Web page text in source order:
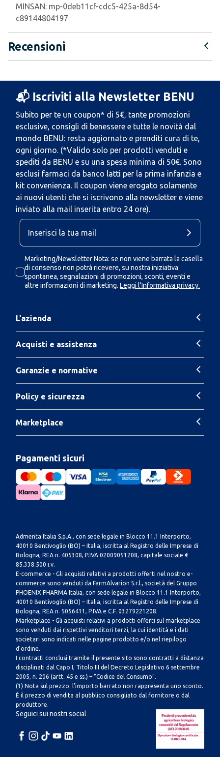
MINSAN: mp-0deb11cf-cdc5-425a-8d54-
c89144804197
Recensioni
📬 Iscriviti alla Newsletter BENU
Subito per te un coupon* di 5€, tante promozioni
esclusive, consigli di benessere e tutte le novità dal
mondo BENU: resta aggiornato e prenditi cura di te,
ogni giorno. (*Valido solo per prodotti venduti e
spediti da BENU e su una spesa minima di 50€. Sono
esclusi farmaci da banco latti per la prima infanzia e
kit convenienza. Il coupon viene erogato solamente
ai nuovi utenti che si iscrivono alla newsletter e viene
inviato alla mail inserita entro 24 ore).
Marketing/Newsletter Nota: se non viene barrata la casella
di consenso non potrà ricevere, su nostra iniziativa
spontanea, segnalazioni di promozioni, sconti, eventi e
altre informazioni di marketing. Leggi l'Informativa privacy.
L'azienda
Acquisti e assistenza
Garanzie e normative
Policy e sicurezza
Marketplace
Pagamenti sicuri
Admenta Italia S.p.A., con sede legale in Blocco 11.1 Interporto,
40010 Bentivoglio (BO) – Italia, iscritta al Registro delle Imprese di
Bologna, REA n. 405308, P.IVA 02009051208, capitale sociale €
85.338.500 i.v.
E-commerce - Gli acquisti relativi a prodotti offerti nel nostro e-
commerce sono venduti da FarmAlvarion S.r.l., società del Gruppo
PHOENIX PHARMA Italia, con sede legale in Blocco 11.1 Interporto,
40010 Bentivoglio (BO) – Italia, iscritta al Registro delle Imprese di
Bologna, REA n. 5056411, P.IVA e C.F. 03279221208.
Marketplace - Gli acquisti relativi a prodotti offerti sul marketplace
sono venduti dai rispettivi venditori terzi, la cui identità e i dati
societari sono indicati nelle pagine prodotto e/o nel riepilogo
d’ordine.
I contratti conclusi tramite il presente sito sono contratti a distanza
disciplinati dal Capo I, Titolo III del Decreto Legislativo 6 settembre
2005, n. 206 (artt. 45 e ss.) – “Codice del Consumo”.
(1) Nota sul prezzo: l’importo barrato non rappresenta uno sconto.
È il prezzo di vendita al pubblico consigliato dal fornitore o dal
produttore.
Seguici sui nostri social